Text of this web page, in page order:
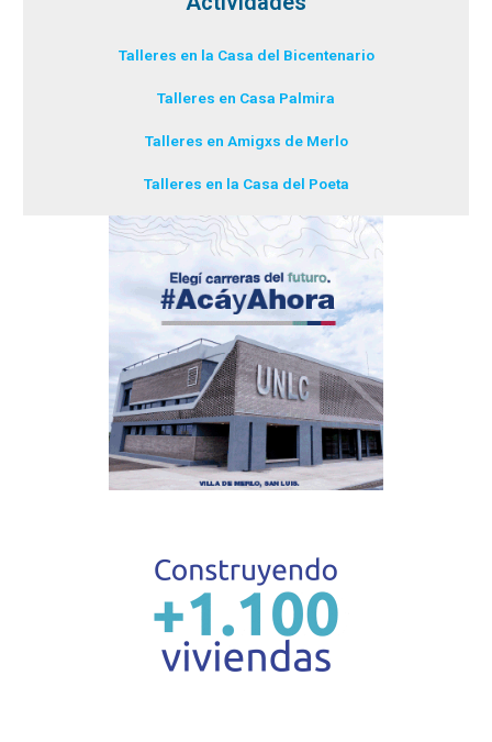
Talleres en la Casa del Bicentenario
Talleres en Casa Palmira
Talleres en Amigxs de Merlo
Talleres en la Casa del Poeta